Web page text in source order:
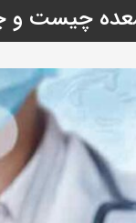
چیست و